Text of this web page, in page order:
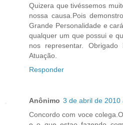
Quizera que tivéssemos
nossa causa.Pois
Grande Personalidade e
qualquer um que possui e
nos representar.
Atuação.
Responder
Anônimo 3 de abril de 2010
Concordo com voce